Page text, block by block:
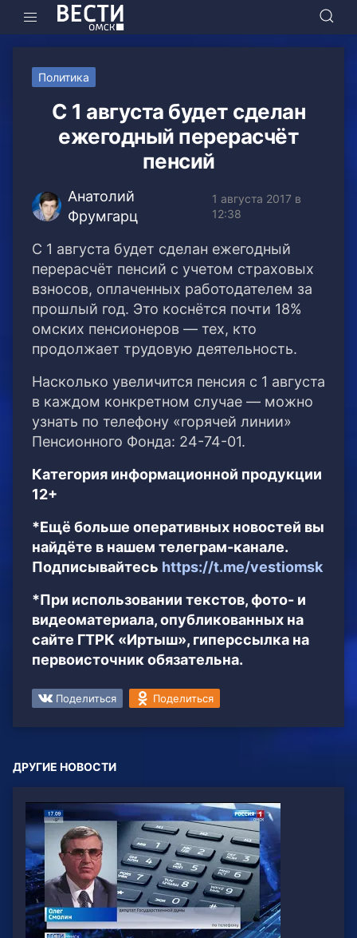
Политика
С 1 августа будет сделан
ежегодный перерасчёт
пенсий
Анатолий
Фрумгарц
1 августа 2017 в
12:38
С 1 августа будет сделан ежегодный
перерасчёт пенсий с учетом страховых
взносов, оплаченных работодателем за
прошлый год. Это коснётся почти 18%
омских пенсионеров — тех, кто
продолжает трудовую деятельность.
Насколько увеличится пенсия с 1 августа
в каждом конкретном случае — можно
узнать по телефону «горячей линии»
Пенсионного Фонда: 24-74-01.
Категория информационной продукции
12+
*Ещё больше оперативных новостей вы
найдёте в нашем телеграм-канале.
Подписывайтесь https://t.me/vestiomsk
*При использовании текстов, фото- и
видеоматериала, опубликованных на
сайте ГТРК «Иртыш», гиперссылка на
первоисточник обязательна.
Поделиться Поделиться
ДРУГИЕ НОВОСТИ